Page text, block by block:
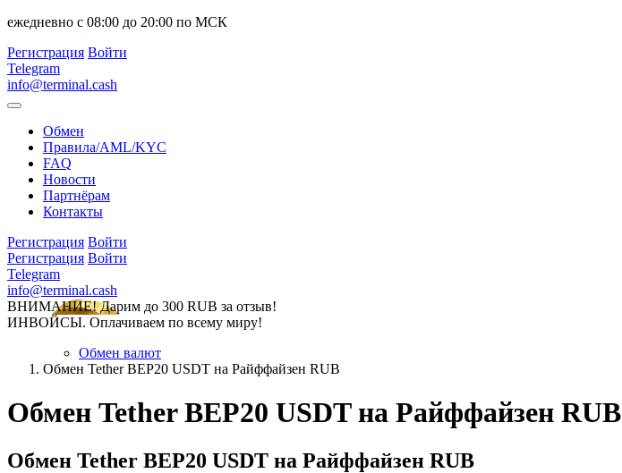
ежедневно с 08:00 до 20:00 по МСК
Регистрация Войти
Telegram
info@terminal.cash
Обмен
Правила/AML/KYC
FAQ
Новости
Партнёрам
Контакты
Регистрация Войти
Регистрация Войти
Telegram
info@terminal.cash
ВНИМАНИЕ! Дарим до 300 RUB за отзыв!
ИНВОЙСЫ. Оплачиваем по всему миру!
Обмен валют
Обмен Tether BEP20 USDT на Райффайзен RUB
Обмен Tether BEP20 USDT на Райффайзен RUB
Обмен Tether BEP20 USDT на Райффайзен RUB